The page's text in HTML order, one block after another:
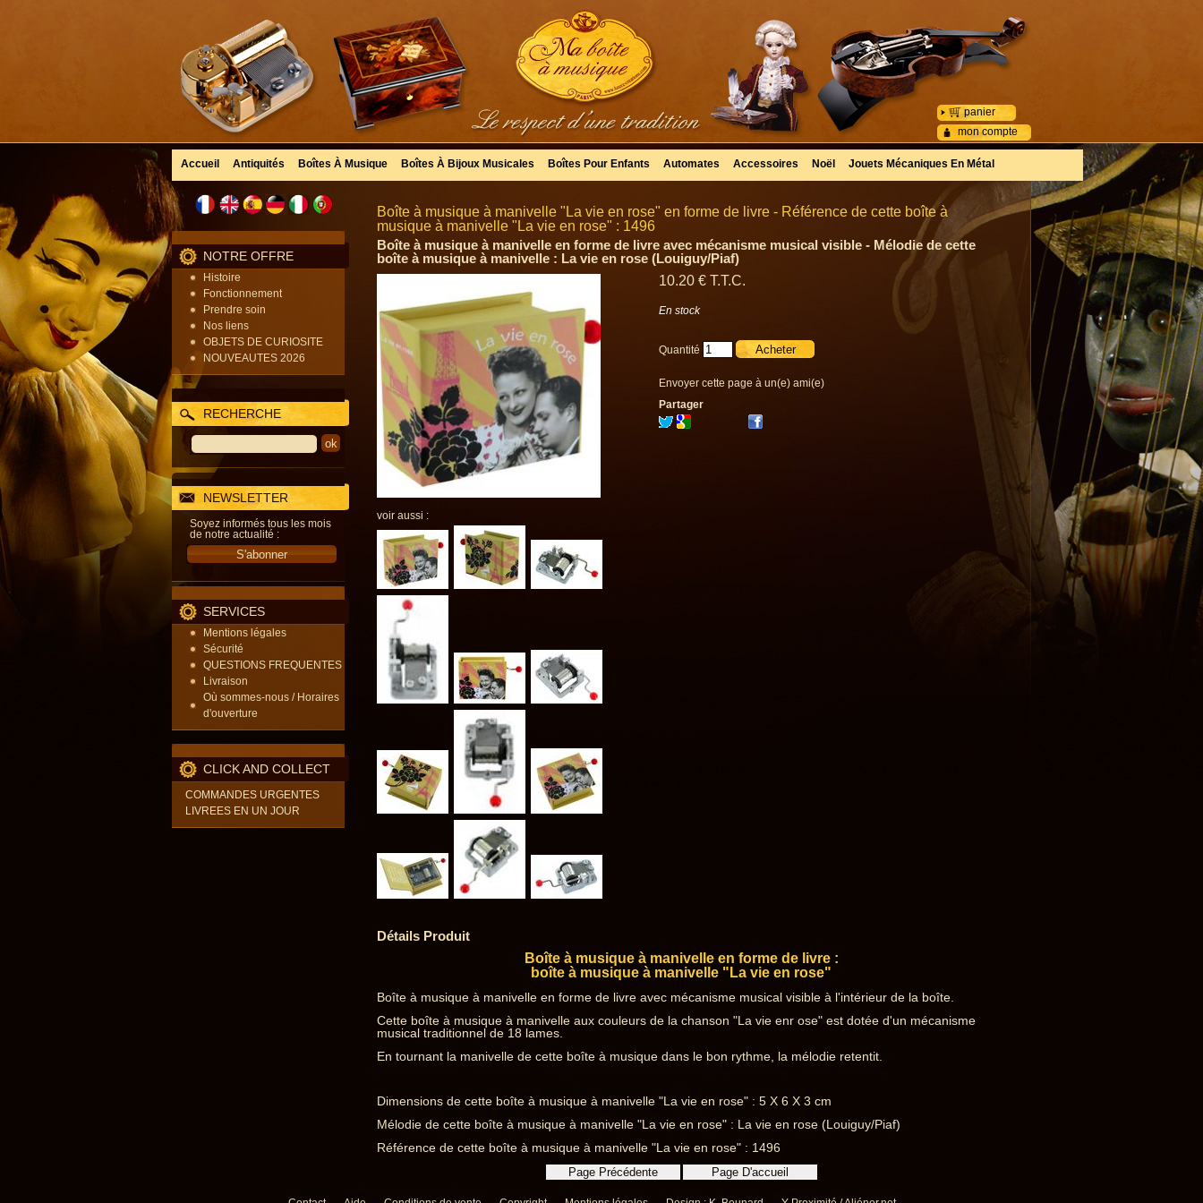
mon compte
panier
Accueil Antiquités Boîtes À Musique Boîtes À Bijoux Musicales Boîtes Pour Enfants Automates Accessoires Noël Jouets Mécaniques En Métal
NOTRE OFFRE
Histoire
Fonctionnement
Prendre soin
Nos liens
OBJETS DE CURIOSITE
NOUVEAUTES 2026
RECHERCHE
NEWSLETTER
Soyez informés tous les mois
de notre actualité :
SERVICES
Mentions légales
Sécurité
QUESTIONS FREQUENTES
Livraison
Où sommes-nous / Horaires
d'ouverture
CLICK AND COLLECT
COMMANDES URGENTES
LIVREES EN UN JOUR
Boîte à musique à manivelle "La vie en rose" en forme de livre - Référence de cette boîte à
musique à manivelle "La vie en rose" : 1496
Boîte à musique à manivelle en forme de livre avec mécanisme musical visible - Mélodie de cette
boîte à musique à manivelle : La vie en rose (Louiguy/Piaf)
voir aussi :
10.20 € T.T.C.
En stock
Quantité
Envoyer cette page à un(e) ami(e)
Partager
Détails Produit
Boîte à musique à manivelle en forme de livre :
boîte à musique à manivelle "La vie en rose"
Boîte à musique à manivelle en forme de livre avec mécanisme musical visible à l'intérieur de la boîte.
Cette boîte à musique à manivelle aux couleurs de la chanson "La vie enr ose" est dotée d'un mécanisme
musical traditionnel de 18 lames.
En tournant la manivelle de cette boîte à musique dans le bon rythme, la mélodie retentit.
Dimensions de cette boîte à musique à manivelle "La vie en rose" : 5 X 6 X 3 cm
Mélodie de cette boîte à musique à manivelle "La vie en rose" : La vie en rose (Louiguy/Piaf)
Référence de cette boîte à musique à manivelle "La vie en rose" : 1496